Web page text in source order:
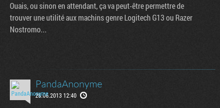
Ouais, ou sinon en attendant, ça va peut-être permettre de
trouver une utilité aux machins genre Logitech G13 ou Razer
Nostromo...
PandaAnonyme
28.06.2013 12:40